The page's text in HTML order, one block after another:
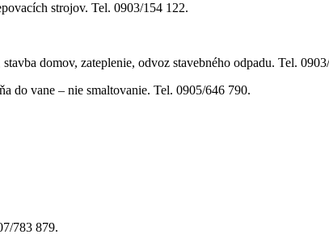
strojov. Tel. 0903/154 122.
domov, zateplenie, odvoz stavebného odpadu. Tel.
do vane – nie smaltovanie. Tel. 0905/646 790.
783 879.